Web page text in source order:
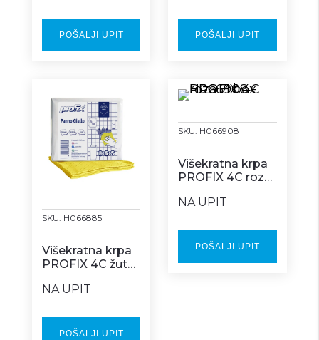
POŠALJI UPIT POŠALJI UPIT
SKU: H066885
Višekratna krpa
PROFIX 4C žuta
NA UPIT
POŠALJI UPIT
SKU: H066908
Višekratna krpa
PROFIX 4C roza
NA UPIT
POŠALJI UPIT